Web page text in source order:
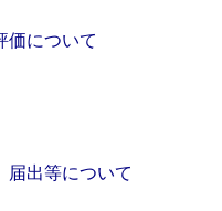
価について
届出等について